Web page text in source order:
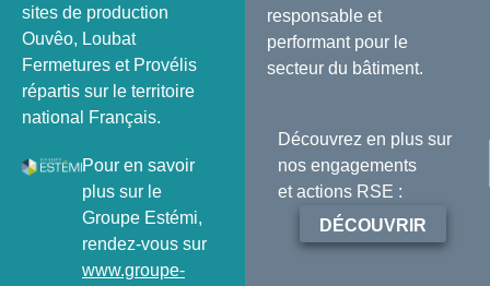
sites de production
Ouvêo, Loubat
Fermetures et Provélis
répartis sur le territoire
national Français.
Pour en savoir
plus sur le
Groupe Estémi,
rendez-vous sur
www.groupe-
responsable et
performant pour le
secteur du bâtiment.
Découvrez en plus sur
nos engagements
et actions RSE :
DÉCOUVRIR